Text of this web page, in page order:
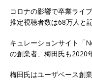
コロナの影響で卒業ライ
推定視聴者数は68万人と
キュレーションサイト「
の創業者、梅田氏も2020
梅田氏はユーザベース創